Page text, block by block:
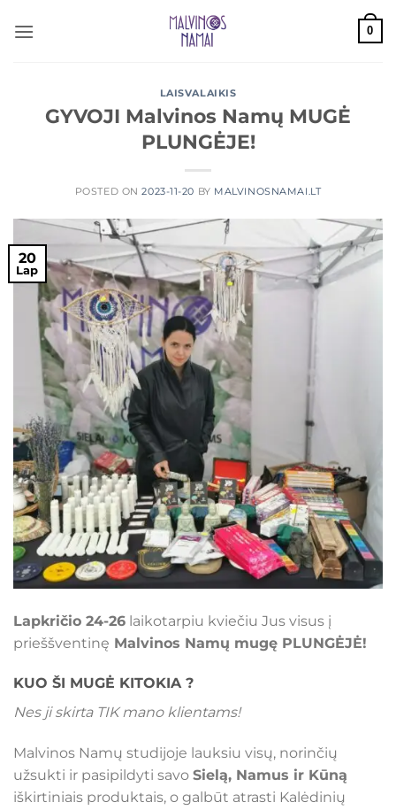
0
LAISVALAIKIS
GYVOJI Malvinos Namų MUGĖ
PLUNGĖJE!
POSTED ON2023-11-20 BY MALVINOSNAMAI.LT
20
Lap
Lapkričio 24-26 laikotarpiu kviečiu Jus visus į
prieššventinę Malvinos Namų mugę PLUNGĖJĖ!
KUO ŠI MUGĖ KITOKIA ?
Nes ji skirta TIK mano klientams!
Malvinos Namų studijoje lauksiu visų, norinčių
užsukti ir pasipildyti savo Sielą, Namus ir Kūną
iškirtiniais produktais, o galbūt atrasti Kalėdinių